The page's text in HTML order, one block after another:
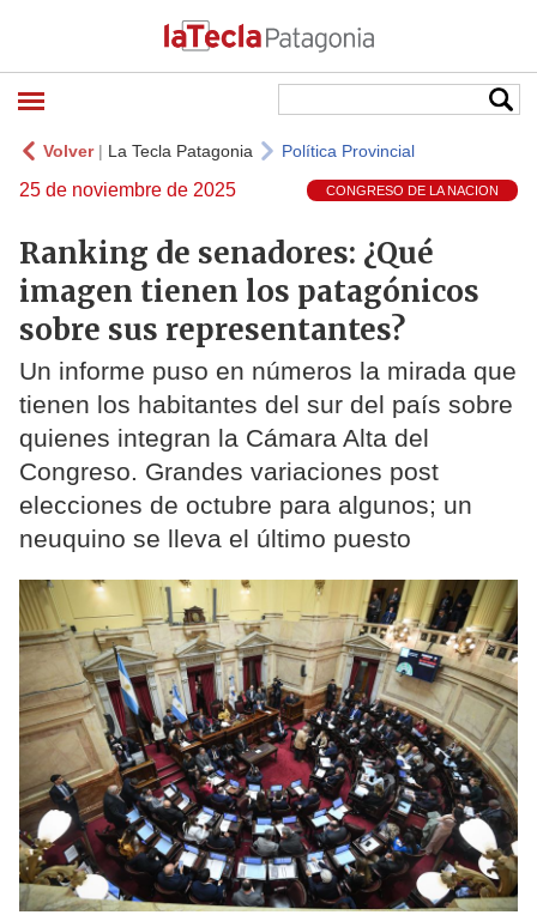
Volver| La Tecla Patagonia Política Provincial
25 de noviembre de 2025 CONGRESO DE LA NACION
Ranking de senadores: ¿Qué
imagen tienen los patagónicos
sobre sus representantes?
Un informe puso en números la mirada que
tienen los habitantes del sur del país sobre
quienes integran la Cámara Alta del
Congreso. Grandes variaciones post
elecciones de octubre para algunos; un
neuquino se lleva el último puesto